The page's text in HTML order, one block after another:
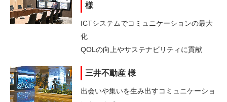
様
ICTシステムでコミュニケーションの最大
化
QOLの向上やサステナビリティに貢献
三井不動産 様
出会いや集いを生み出すコミュニケーショ